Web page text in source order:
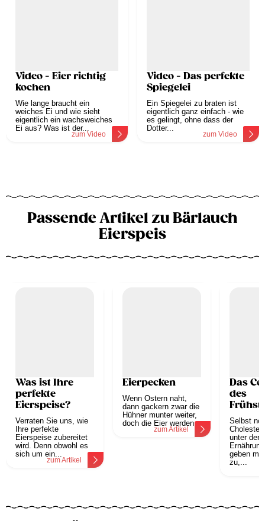
Video - Eier richtig
kochen
Wie lange braucht ein
weiches Ei und wie sieht
eigentlich ein wachsweiches
Ei aus? Was ist der...
zum Video
Video - Das perfekte
Spiegelei
Ein Spiegelei zu braten ist
eigentlich ganz einfach - wie
es gelingt, ohne dass der
Dotter...
zum Video
Passende Artikel zu Bärlauch
Eierspeis
Was ist Ihre
perfekte
Eierspeise?
Verraten Sie uns, wie
Ihre perfekte
Eierspeise zubereitet
wird. Denn obwohl es
sich um ein...
zum Artikel
Eierpecken
Wenn Ostern naht,
dann gackern zwar die
Hühner munter weiter,
doch die Eier werden...
zum Artikel
Das
des
Selbst
unter den
geben
zu,...